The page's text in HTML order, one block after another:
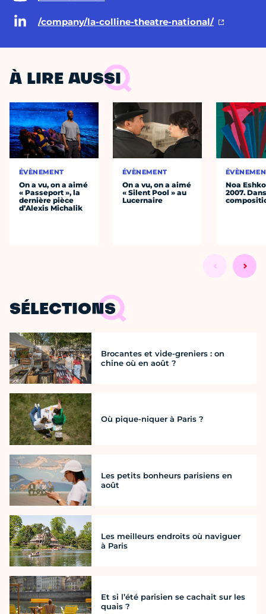
/company/la-colline-theatre-national/
À LIRE AUSSI
ÉVÈNEMENT
On a vu, on a aimé
« Passeport », la
dernière pièce
d’Alexis Michalik
ÉVÈNEMENT
On a vu, on a aimé
« Silent Pool » au
Lucernaire
Noa
2007.
SÉLECTIONS
Brocantes et vide-greniers : on
chine où en août ?
Où pique-niquer à Paris ?
Les petits bonheurs parisiens en
août
Les meilleurs endroits où naviguer
à Paris
Et si l’été parisien se cachait sur les
quais ?